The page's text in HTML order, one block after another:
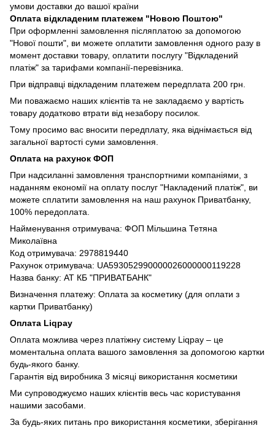
умови доставки до вашої країни
Оплата відкладеним платежем "Новою Поштою"
При оформленні замовлення післяплатою за допомогою
"Нової пошти", ви можете оплатити замовлення одного разу в
момент доставки товару, оплатити послугу "Відкладений
платіж" за тарифами компанії-перевізника.
При відправці відкладеним платежем передплата 200 грн.
Ми поважаємо наших клієнтів та не закладаємо у вартість
товару додатково втрати від незабору посилок.
Тому просимо вас вносити передплату, яка віднімається від
загальної вартості суми замовлення.
Оплата на рахунок ФОП
При надсиланні замовлення транспортними компаніями, з
наданням економії на оплату послуг "Накладений платіж", ви
можете сплатити замовлення на наш рахунок Приватбанку,
100% передоплата.
Найменування отримувача: ФОП Мільшина Тетяна
Миколаївна
Код отримувача: 2978819440
Рахунок отримувача: UA593052990000026000000119228
Назва банку: АТ КБ "ПРИВАТБАНК"
Визначення платежу: Оплата за косметику (для оплати з
картки Приватбанку)
Оплата Liqpay
Оплата можлива через платіжну систему Liqpay – це
моментальна оплата вашого замовлення за допомогою картки
будь-якого банку.
Гарантія від виробника 3 місяці використання косметики
Ми супроводжуємо наших клієнтів весь час користування
нашими засобами.
За будь-яких питань про використання косметики, зберігання